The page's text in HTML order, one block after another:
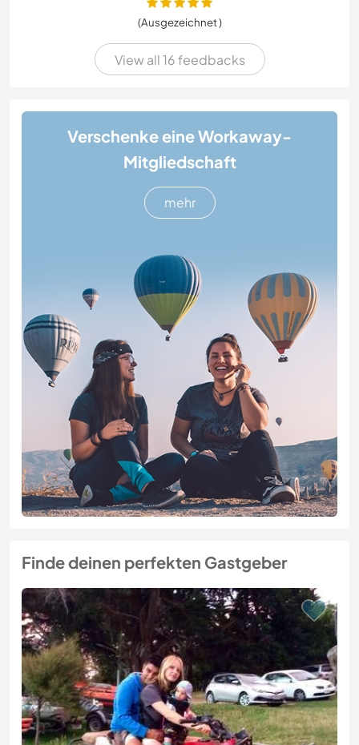
(Ausgezeichnet )
View all 16 feedbacks
Verschenke eine Workaway-
Mitgliedschaft
mehr
Finde deinen perfekten Gastgeber